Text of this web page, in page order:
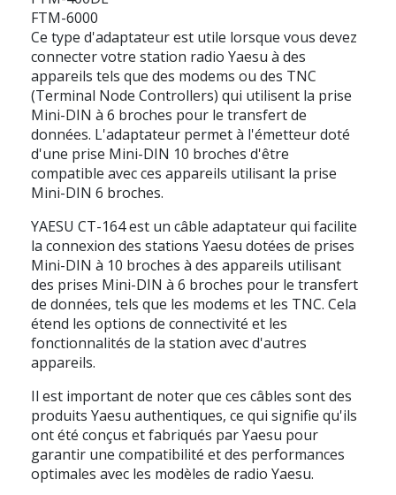
FTM-6000
Ce type d'adaptateur est utile lorsque vous devez
connecter votre station radio Yaesu à des
appareils tels que des modems ou des TNC
(Terminal Node Controllers) qui utilisent la prise
Mini-DIN à 6 broches pour le transfert de
données. L'adaptateur permet à l'émetteur doté
d'une prise Mini-DIN 10 broches d'être
compatible avec ces appareils utilisant la prise
Mini-DIN 6 broches.
YAESU CT-164 est un câble adaptateur qui facilite
la connexion des stations Yaesu dotées de prises
Mini-DIN à 10 broches à des appareils utilisant
des prises Mini-DIN à 6 broches pour le transfert
de données, tels que les modems et les TNC. Cela
étend les options de connectivité et les
fonctionnalités de la station avec d'autres
appareils.
Il est important de noter que ces câbles sont des
produits Yaesu authentiques, ce qui signifie qu'ils
ont été conçus et fabriqués par Yaesu pour
garantir une compatibilité et des performances
optimales avec les modèles de radio Yaesu.